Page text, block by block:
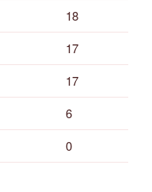
18
17
17
6
0